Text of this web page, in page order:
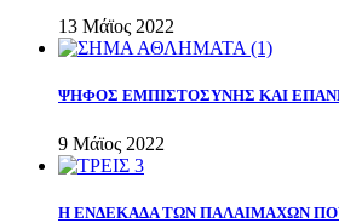
13 Μάϊος 2022
ΨΗΦΟΣ ΕΜΠΙΣΤΟΣΥΝΗΣ ΚΑΙ
9 Μάϊος 2022
Η ΕΝΔΕΚΑΔΑ ΤΩΝ ΠΑΛΑΙΜΑΧΩΝ